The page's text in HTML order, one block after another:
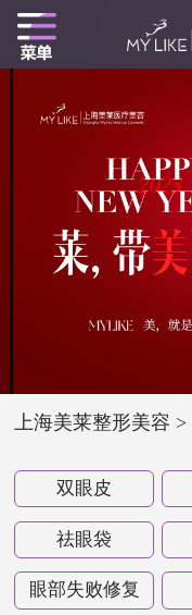
上海美莱整形美容 >
双眼皮
祛眼袋
眼部失败修复